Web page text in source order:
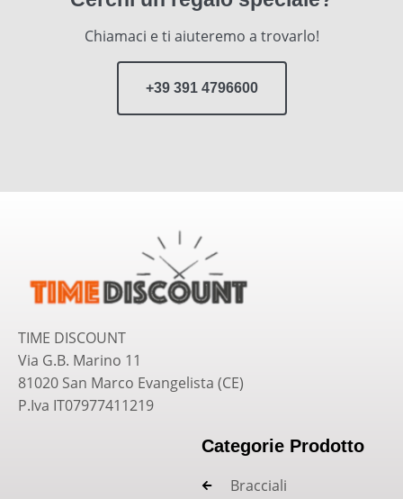
Chiamaci e ti aiuteremo a trovarlo!
+39 391 4796600
TIME DISCOUNT
Via G.B. Marino 11
81020 San Marco Evangelista (CE)
P.Iva IT07977411219
Categorie Prodotto
Bracciali